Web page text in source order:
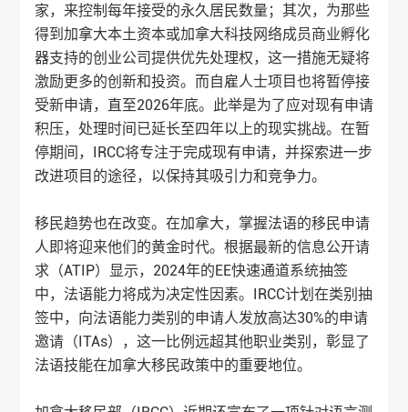
家，来控制每年接受的永久居民数量；其次，为那些
得到加拿大本土资本或加拿大科技网络成员商业孵化
器支持的创业公司提供优先处理权，这一措施无疑将
激励更多的创新和投资。而自雇人士项目也将暂停接
受新申请，直至2026年底。此举是为了应对现有申请
积压，处理时间已延长至四年以上的现实挑战。在暂
停期间，IRCC将专注于完成现有申请，并探索进一步
改进项目的途径，以保持其吸引力和竞争力。
移民趋势也在改变。在加拿大，掌握法语的移民申请
人即将迎来他们的黄金时代。根据最新的信息公开请
求（ATIP）显示，2024年的EE快速通道系统抽签
中，法语能力将成为决定性因素。IRCC计划在类别抽
签中，向法语能力类别的申请人发放高达30%的申请
邀请（ITAs），这一比例远超其他职业类别，彰显了
法语技能在加拿大移民政策中的重要地位。